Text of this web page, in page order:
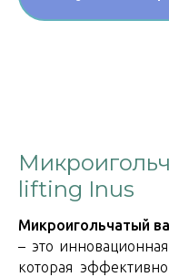
lifting Inus
Микроигольчатый
– это
которая